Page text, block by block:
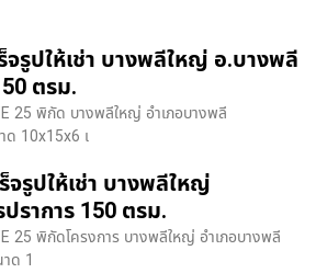
จรูปให้เช่า บางพลีใหญ่ อ.บางพลี
ตรม.
25 พิกัด บางพลีใหญ่ อำเภอบางพลี
ด 10x15x6 เ
จรูปให้เช่า บางพลีใหญ่
ราการ 150 ตรม.
25 พิกัดโครงการ บางพลีใหญ่ อำเภอบางพลี
ด 1